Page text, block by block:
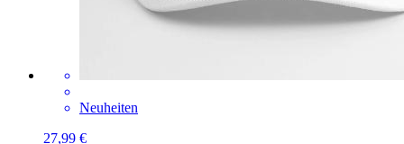
Neuheiten
27,99 €